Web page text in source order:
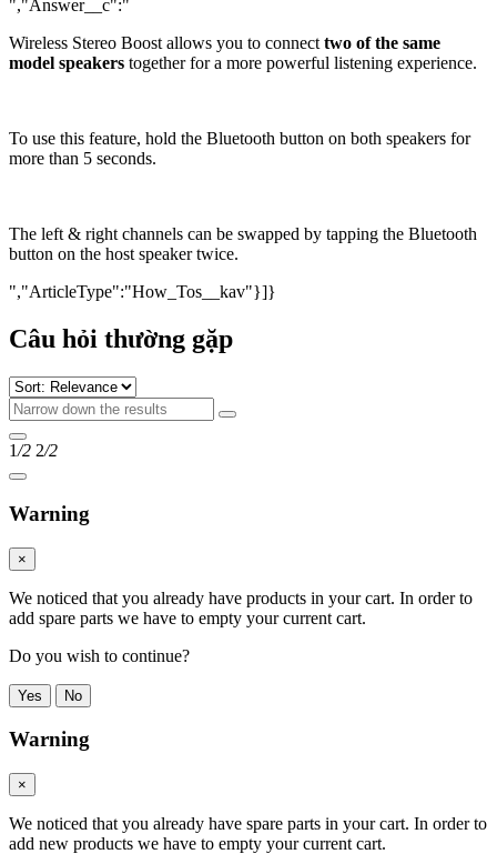
","Answer__c":"
Wireless Stereo Boost allows you to connect two of the same
model speakers together for a more powerful listening experience.
To use this feature, hold the Bluetooth button on both speakers for
more than 5 seconds.
The left & right channels can be swapped by tapping the Bluetooth
button on the host speaker twice.
","ArticleType":"How_Tos__kav"}]}
Câu hỏi thường gặp
1/2 2/2
Warning
×
We noticed that you already have products in your cart. In order to
add spare parts we have to empty your current cart.
Do you wish to continue?
Yes No
Warning
×
We noticed that you already have spare parts in your cart. In order to
add new products we have to empty your current cart.